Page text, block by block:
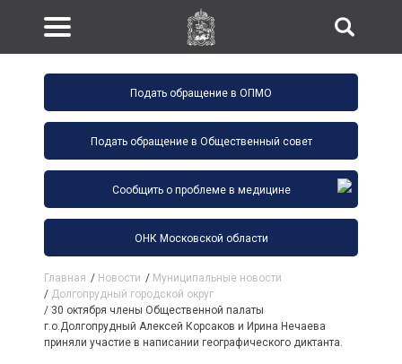
Подать обращение в ОПМО
Подать обращение в Общественный совет
Сообщить о проблеме в медицине
ОНК Московской области
Главная / Новости / Муниципальные новости
/ Долгопрудный городской округ
/ 30 октября члены Общественной палаты
г.о.Долгопрудный Алексей Корсаков и Ирина Нечаева
приняли участие в написании географического диктанта.